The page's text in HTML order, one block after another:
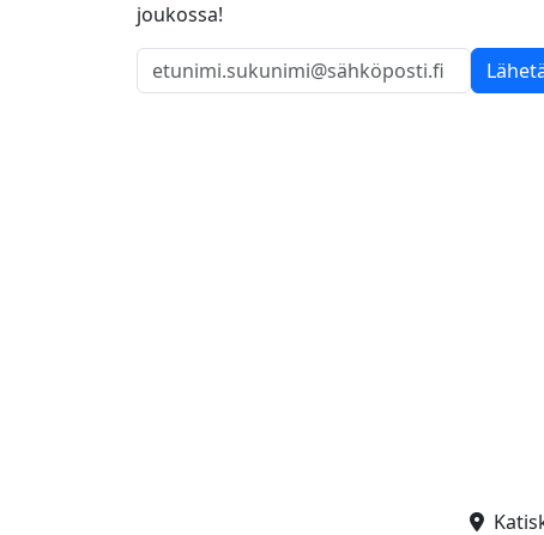
joukossa!